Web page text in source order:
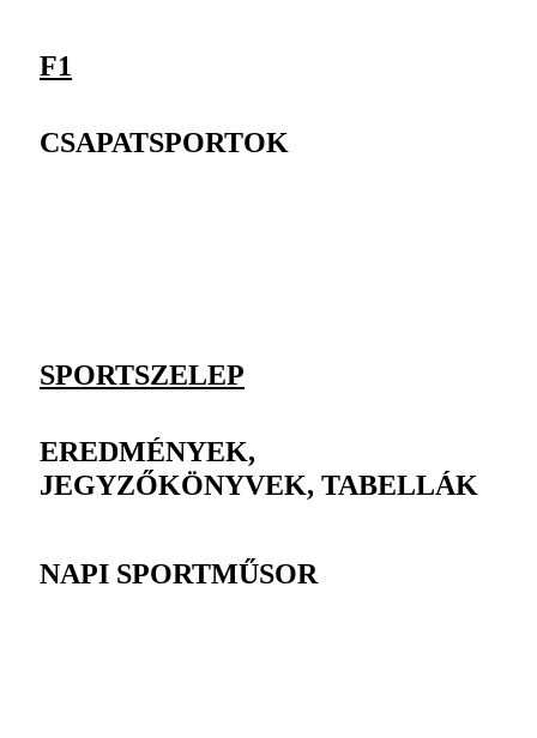
F1
CSAPATSPORTOK
SPORTSZELEP
EREDMÉNYEK,
JEGYZŐKÖNYVEK, TABELLÁK
NAPI SPORTMŰSOR